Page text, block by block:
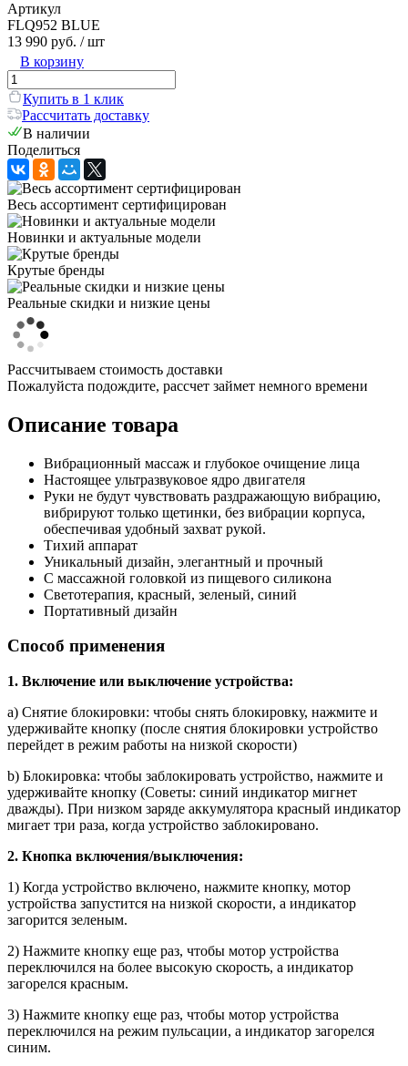
Артикул
FLQ952 BLUE
13 990 руб. / шт
В корзину
Купить в 1 клик
Рассчитать доставку
В наличии
Поделиться
Весь ассортимент сертифицирован
Новинки и актуальные модели
Крутые бренды
Реальные скидки и низкие цены
Рассчитываем стоимость доставки
Пожалуйста подождите, рассчет займет немного времени
Описание товара
Вибрационный массаж и глубокое очищение лица
Настоящее ультразвуковое ядро ​​двигателя
Руки не будут чувствовать раздражающую вибрацию,
вибрируют только щетинки, без вибрации корпуса,
обеспечивая удобный захват рукой.
Тихий аппарат
Уникальный дизайн, элегантный и прочный
С массажной головкой из пищевого силикона
Светотерапия, красный, зеленый, синий
Портативный дизайн
Способ применения
1. Включение или выключение устройства:
a) Снятие блокировки: чтобы снять блокировку, нажмите и
удерживайте кнопку (после снятия блокировки устройство
перейдет в режим работы на низкой скорости)
b) Блокировка: чтобы заблокировать устройство, нажмите и
удерживайте кнопку (Советы: синий индикатор мигнет
дважды). При низком заряде аккумулятора красный индикатор
мигает три раза, когда устройство заблокировано.
2. Кнопка включения/выключения:
1) Когда устройство включено, нажмите кнопку, мотор
устройства запустится на низкой скорости, а индикатор
загорится зеленым.
2) Нажмите кнопку еще раз, чтобы мотор устройства
переключился на более высокую скорость, а индикатор
загорелся красным.
3) Нажмите кнопку еще раз, чтобы мотор устройства
переключился на режим пульсации, а индикатор загорелся
синим.